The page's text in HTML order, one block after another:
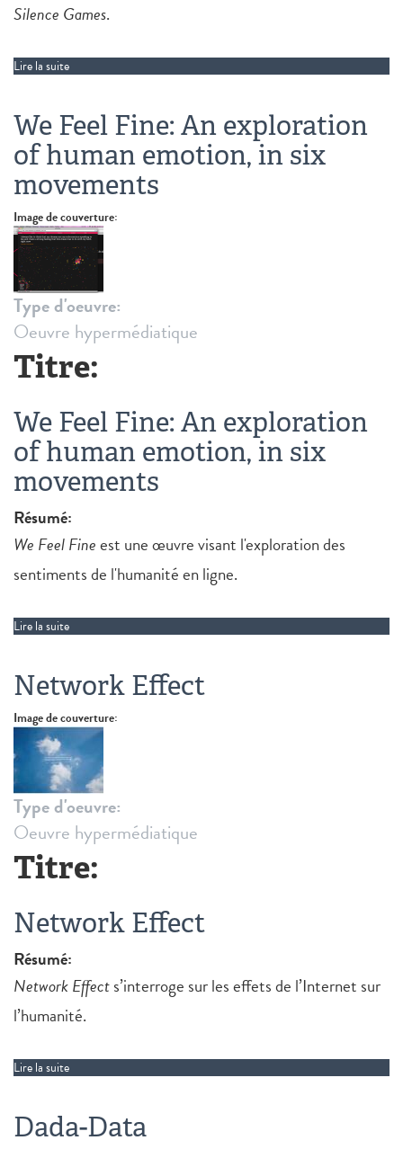
Silence Games.
Lire la suite
We Feel Fine: An exploration
of human emotion, in six
movements
Image de couverture:
Type d'oeuvre:
Oeuvre hypermédiatique
Titre:
We Feel Fine: An exploration
of human emotion, in six
movements
Résumé:
We Feel Fineest une œuvre visant l'exploration des
sentiments de l'humanité en ligne.
Lire la suite
Network Effect
Image de couverture:
Type d'oeuvre:
Oeuvre hypermédiatique
Titre:
Network Effect
Résumé:
Network Effects’interroge sur les effets de l’Internet sur
l’humanité.
Lire la suite
Dada-Data